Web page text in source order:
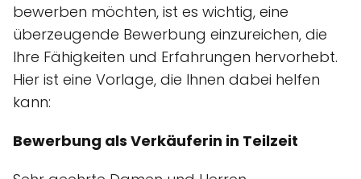
bewerben möchten, ist es wichtig, eine
überzeugende Bewerbung einzureichen, die
Ihre Fähigkeiten und Erfahrungen hervorhebt.
Hier ist eine Vorlage, die Ihnen dabei helfen
kann:
Bewerbung als Verkäuferin in Teilzeit